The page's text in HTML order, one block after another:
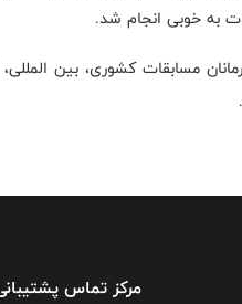
به خوبی انجام شد.
مسابقات کشوری، بین
مرکز تماس